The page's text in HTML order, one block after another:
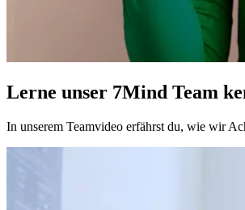
Lerne unser 7Mind Team
In unserem Teamvideo erfährst du, wie wir